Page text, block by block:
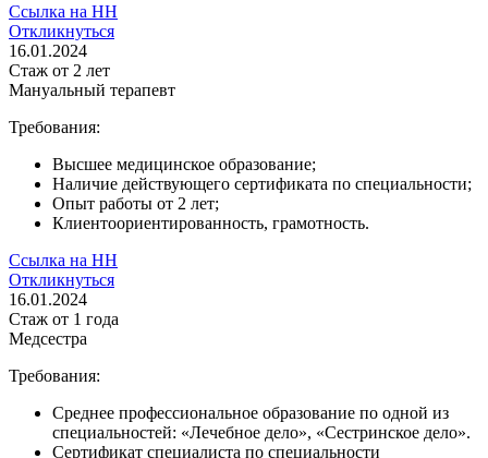
Ссылка на НН
Откликнуться
16.01.2024
Стаж от 2 лет
Мануальный терапевт
Требования:
Высшее медицинское образование;
Наличие действующего сертификата по специальности;
Опыт работы от 2 лет;
Клиентоориентированность, грамотность.
Ссылка на НН
Откликнуться
16.01.2024
Стаж от 1 года
Медсестра
Требования:
Среднее профессиональное образование по одной из
специальностей: «Лечебное дело», «Сестринское дело».
Сертификат специалиста по специальности